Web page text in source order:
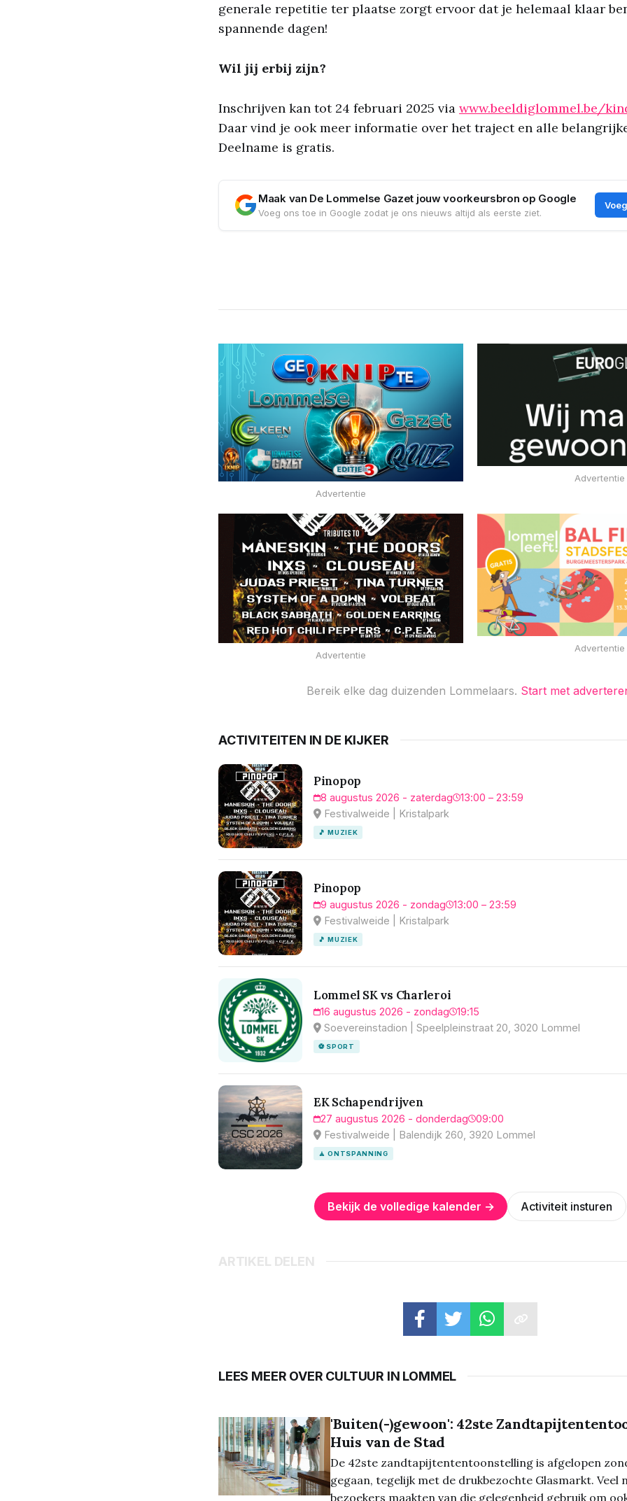
generale repetitie ter plaatse zorgt ervoor dat je helemaal klaar
spannende dagen!
Wil jij erbij zijn?
Inschrijven kan tot 24 februari 2025 via www.beeldiglommel.be/
Daar vind je ook meer informatie over het traject en alle
Deelname is gratis.
Maak van De Lommelse Gazet jouw voorkeursbron op Google
Voeg ons toe in Google zodat je ons nieuws altijd als eerste ziet.
Advertentie
Advertentie
Advertentie
Advertentie
Bereik elke dag duizenden Lommelaars. Start met
ACTIVITEITEN IN DE KIJKER
Pinopop
8 augustus 2026 - zaterdag
13:00 – 23:59
Festivalweide | Kristalpark
🎵 MUZIEK
Pinopop
9 augustus 2026 - zondag
13:00 – 23:59
Festivalweide | Kristalpark
🎵 MUZIEK
Lommel SK vs Charleroi
16 augustus 2026 - zondag
19:15
Soevereinstadion | Speelpleinstraat 20, 3020 Lommel
⚽ SPORT
EK Schapendrijven
27 augustus 2026 - donderdag
09:00
Festivalweide | Balendijk 260, 3920 Lommel
🧘 ONTSPANNING
Bekijk de volledige kalender → Activiteit insturen
ARTIKEL DELEN
LEES MEER OVER CULTUUR IN LOMMEL
'Buiten(-)gewoon': 42ste
Huis van de Stad
De 42ste zandtapijtententoonstelling is afgelopen
gegaan, tegelijk met de drukbezochte Glasmarkt. Veel
bezoekers maakten van die gelegenheid gebruik om